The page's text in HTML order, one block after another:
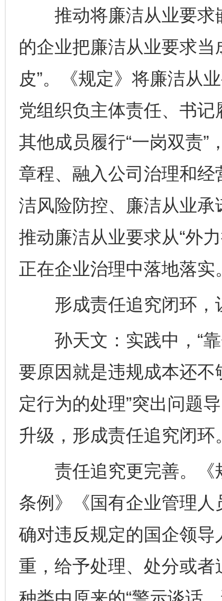
推动将廉洁从业要求
的企业把廉洁从业要求当
皮”。《规定》将廉洁从
党组织负主体责任、书
其他成员履行“一岗双责”
章程、融入公司治理和
洁风险防控、廉洁从业
推动廉洁从业要求从“外
正在企业治理中落地落实
形成责任追究闭环，
孙天文：实践中，“靠
要原因就是违规成本还不
定行为的处理”突出问题
升级，形成责任追究闭环
责任追究更完善。《
条例》《国有企业管理
确对违反规定的国企领
重，给予处理、处分或